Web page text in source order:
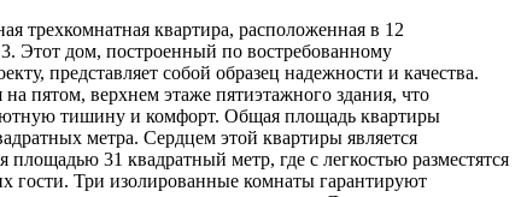
трехкомнатная квартира, расположенная в 12
Этот дом, построенный по востребованному
представляет собой образец надежности и качества.
на пятом, верхнем этаже пятиэтажного здания, что
тишину и комфорт. Общая площадь квартиры
метра. Сердцем этой квартиры является
площадью 31 квадратный метр, где с легкостью разместятся
гости. Три изолированные комнаты гарантируют